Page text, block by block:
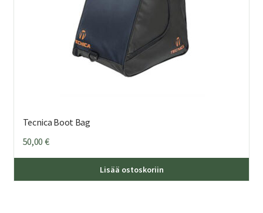
Tecnica Boot Bag
50,00 €
Lisää ostoskoriin